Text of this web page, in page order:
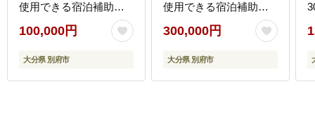
使用できる宿泊補助
券 楽しい旅の思い出
を！ 宿泊券 大分県 別府
市 3000円 15000円 3万
ホテル 旅館 温泉 旅行
100,000円
大分県 別府市
使用できる宿泊補助
券 楽しい旅の思い出
を！ 宿泊券 大分県 別府
市 3000円 15000円 3万
ホテル 旅館 温泉 旅行
300,000円
大分県 別府市